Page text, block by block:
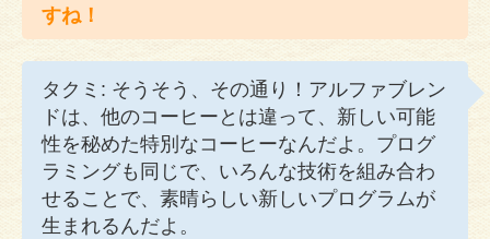
すね！
タクミ: そうそう、その通り！アルファブレン
ドは、他のコーヒーとは違って、新しい可能
性を秘めた特別なコーヒーなんだよ。プログ
ラミングも同じで、いろんな技術を組み合わ
せることで、素晴らしい新しいプログラムが
生まれるんだよ。